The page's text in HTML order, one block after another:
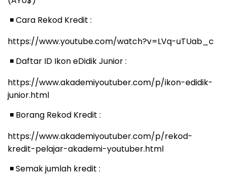
◾ ️ Cara Rekod Kredit :
https://www.youtube.com/watch?v=LVq-uTUab_c
◾ ️ Daftar ID Ikon eDidik Junior :
https://www.akademiyoutuber.com/p/ikon-edidik-
junior.html
◾ ️ Borang Rekod Kredit :
https://www.akademiyoutuber.com/p/rekod-
kredit-pelajar-akademi-youtuber.html
◾ ️ Semak jumlah kredit :